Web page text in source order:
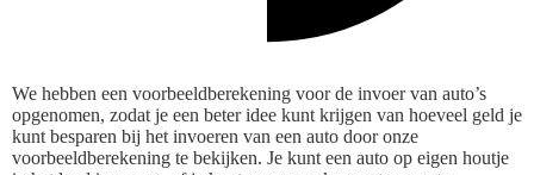
We hebben een voorbeeldberekening voor de invoer van auto’s
opgenomen, zodat je een beter idee kunt krijgen van hoeveel geld je
kunt besparen bij het invoeren van een auto door onze
voorbeeldberekening te bekijken. Je kunt een auto op eigen houtje